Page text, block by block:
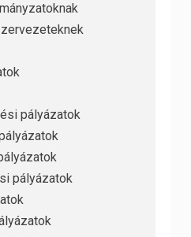
pályázatok
pályázatok